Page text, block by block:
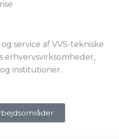
service af VVS-tekniske
erhvervsvirksomheder,
institutioner.